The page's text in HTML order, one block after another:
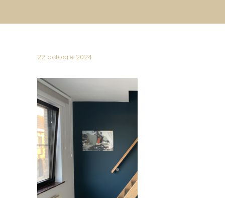
22 octobre 2024